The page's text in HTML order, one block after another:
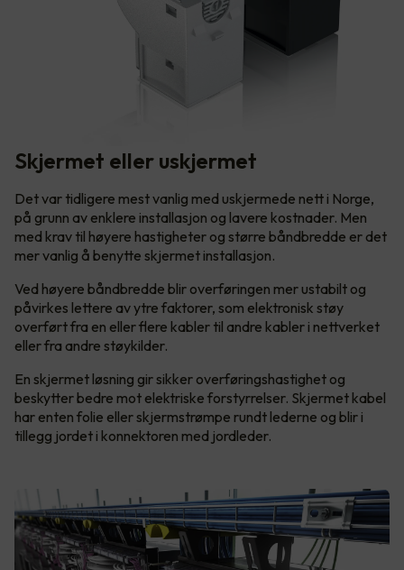
Skjermet eller uskjermet
Det var tidligere mest vanlig med uskjermede nett i Norge,
på grunn av enklere installasjon og lavere kostnader. Men
med krav til høyere hastigheter og større båndbredde er det
mer vanlig å benytte skjermet installasjon.
Ved høyere båndbredde blir overføringen mer ustabilt og
påvirkes lettere av ytre faktorer, som elektronisk støy
overført fra en eller flere kabler til andre kabler i nettverket
eller fra andre støykilder.
En skjermet løsning gir sikker overføringshastighet og
beskytter bedre mot elektriske forstyrrelser. Skjermet kabel
har enten folie eller skjermstrømpe rundt lederne og blir i
tillegg jordet i konnektoren med jordleder.